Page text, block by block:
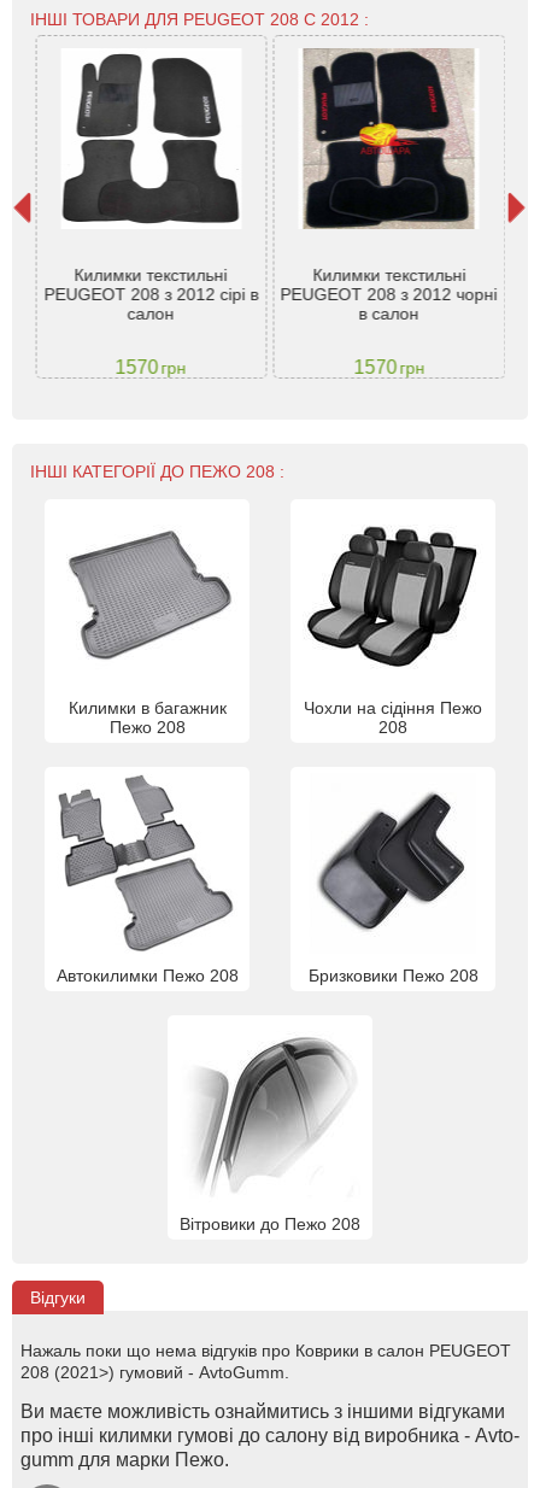
ІНШІ ТОВАРИ ДЛЯ PEUGEOT 208 С 2012 :
Килимки текстильні
PEUGEOT 208 з 2012 сірі в
салон
1570грн
Килимки текстильні
PEUGEOT 208 з 2012 чорні
в салон
1570грн
ІНШІ КАТЕГОРІЇ ДО ПЕЖО 208 :
Килимки в багажник
Пежо 208
Чохли на сідіння Пежо
208
Автокилимки Пежо 208 Бризковики Пежо 208
Вітровики до Пежо 208
Відгуки
Нажаль поки що нема відгуків про Коврики в салон PEUGEOT
208 (2021>) гумовий - AvtoGumm.
Ви маєте можливість ознаймитись з іншими відгуками
про інші килимки гумові до салону від виробника - Avto-
gumm для марки Пежо.